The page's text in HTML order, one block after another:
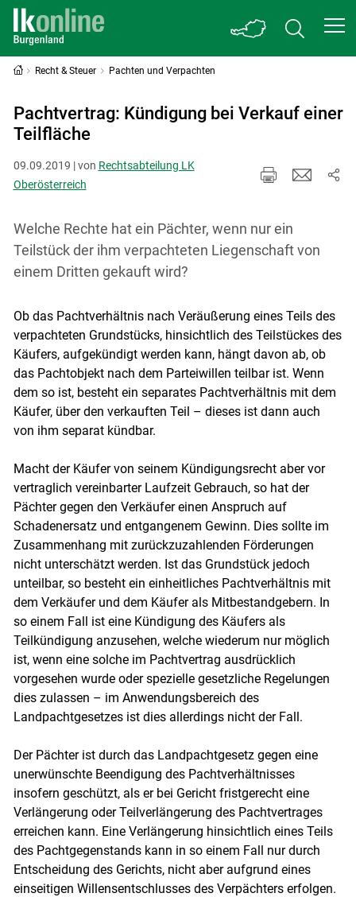
Recht & Steuer Pachten und Verpachten
Pachtvertrag: Kündigung bei Verkauf einer
Teilfläche
09.09.2019 | von Rechtsabteilung LK
Oberösterreich
Welche Rechte hat ein Pächter, wenn nur ein
Teilstück der ihm verpachteten Liegenschaft von
einem Dritten gekauft wird?
Ob das Pachtverhältnis nach Veräußerung eines Teils des
verpachteten Grundstücks, hinsichtlich des Teilstückes des
Käufers, aufgekündigt werden kann, hängt davon ab, ob
das Pachtobjekt nach dem Parteiwillen teilbar ist. Wenn
dem so ist, besteht ein separates Pachtverhältnis mit dem
Käufer, über den verkauften Teil – dieses ist dann auch
von ihm separat kündbar.
Macht der Käufer von seinem Kündigungsrecht aber vor
vertraglich vereinbarter Laufzeit Gebrauch, so hat der
Pächter gegen den Verkäufer einen Anspruch auf
Schadenersatz und entgangenem Gewinn. Dies sollte im
Zusammenhang mit zurückzuzahlenden Förderungen
nicht unterschätzt werden. Ist das Grundstück jedoch
unteilbar, so besteht ein einheitliches Pachtverhältnis mit
dem Verkäufer und dem Käufer als Mitbestandgebern. In
so einem Fall ist eine Kündigung des Käufers als
Teilkündigung anzusehen, welche wiederum nur möglich
ist, wenn eine solche im Pachtvertrag ausdrücklich
vorgesehen wurde oder spezielle gesetzliche Regelungen
dies zulassen – im Anwendungsbereich des
Landpachtgesetzes ist dies allerdings nicht der Fall.
Der Pächter ist durch das Landpachtgesetz gegen eine
unerwünschte Beendigung des Pachtverhältnisses
insofern geschützt, als er bei Gericht fristgerecht eine
Verlängerung oder Teilverlängerung des Pachtvertrages
erreichen kann. Eine Verlängerung hinsichtlich eines Teils
des Pachtgegenstands kann in so einem Fall nur durch
Entscheidung des Gerichts, nicht aber aufgrund eines
einseitigen Willensentschlusses des Verpächters erfolgen.